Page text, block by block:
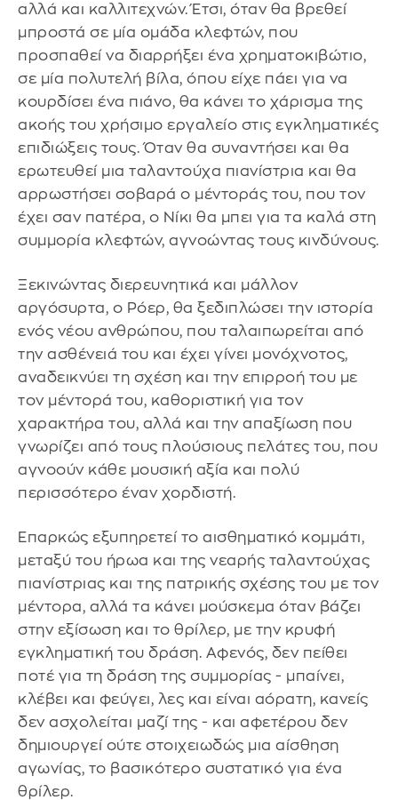
αλλά και καλλιτεχνών. Έτσι, όταν θα βρεθεί
μπροστά σε μία ομάδα κλεφτών, που
προσπαθεί να διαρρήξει ένα χρηματοκιβώτιο,
σε μία πολυτελή βίλα, όπου είχε πάει για να
κουρδίσει ένα πιάνο, θα κάνει το χάρισμα της
ακοής του χρήσιμο εργαλείο στις εγκληματικές
επιδιώξεις τους. Όταν θα συναντήσει και θα
ερωτευθεί μια ταλαντούχα πιανίστρια και θα
αρρωστήσει σοβαρά ο μέντοράς του, που τον
έχει σαν πατέρα, ο Νίκι θα μπει για τα καλά στη
συμμορία κλεφτών, αγνοώντας τους κινδύνους.
Ξεκινώντας διερευνητικά και μάλλον
αργόσυρτα, ο Ρόερ, θα ξεδιπλώσει την ιστορία
ενός νέου ανθρώπου, που ταλαιπωρείται από
την ασθένειά του και έχει γίνει μονόχνοτος,
αναδεικνύει τη σχέση και την επιρροή του με
τον μέντορά του, καθοριστική για τον
χαρακτήρα του, αλλά και την απαξίωση που
γνωρίζει από τους πλούσιους πελάτες του, που
αγνοούν κάθε μουσική αξία και πολύ
περισσότερο έναν χορδιστή.
Επαρκώς εξυπηρετεί το αισθηματικό κομμάτι,
μεταξύ του ήρωα και της νεαρής ταλαντούχας
πιανίστριας και της πατρικής σχέσης του με τον
μέντορα, αλλά τα κάνει μούσκεμα όταν βάζει
στην εξίσωση και το θρίλερ, με την κρυφή
εγκληματική του δράση. Αφενός, δεν πείθει
ποτέ για τη δράση της συμμορίας - μπαίνει,
κλέβει και φεύγει, λες και είναι αόρατη, κανείς
δεν ασχολείται μαζί της - και αφετέρου δεν
δημιουργεί ούτε στοιχειωδώς μια αίσθηση
αγωνίας, το βασικότερο συστατικό για ένα
θρίλερ.